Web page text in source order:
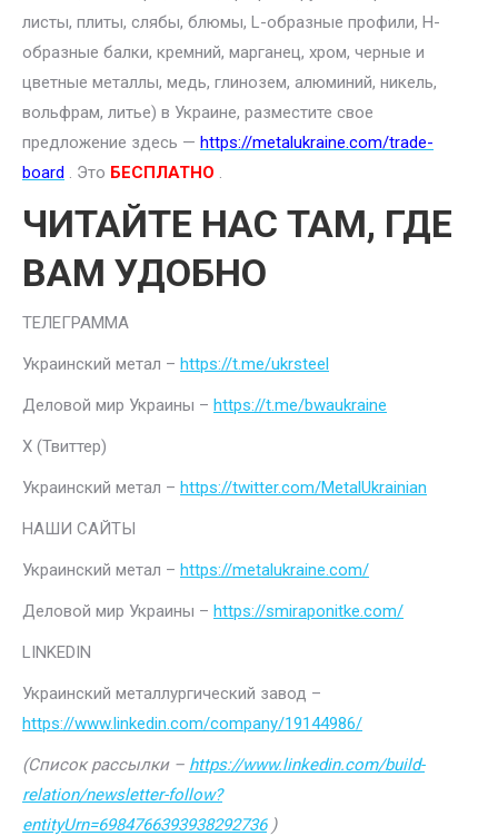
листы, плиты, слябы, блюмы, L-образные профили, H-
образные балки, кремний, марганец, хром, черные и
цветные металлы, медь, глинозем, алюминий, никель,
вольфрам, литье) в Украине, разместите свое
предложение здесь — https://metalukraine.com/trade-
board . Это БЕСПЛАТНО .
ЧИТАЙТЕ НАС ТАМ, ГДЕ
ВАМ УДОБНО
ТЕЛЕГРАММА
Украинский метал – https://t.me/ukrsteel
Деловой мир Украины – https://t.me/bwaukraine
Х (Твиттер)
Украинский метал – https://twitter.com/MetalUkrainian
НАШИ САЙТЫ
Украинский метал – https://metalukraine.com/
Деловой мир Украины – https://smiraponitke.com/
LINKEDIN
Украинский металлургический завод –
https://www.linkedin.com/company/19144986/
(Список рассылки – https://www.linkedin.com/build-
relation/newsletter-follow?
entityUrn=6984766393938292736)